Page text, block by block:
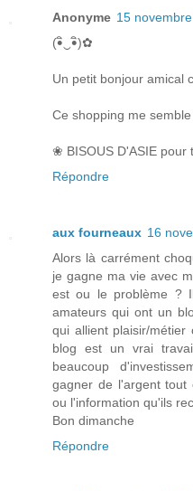
Anonyme 15
(•ิ‿•ิ)✿
Un petit bonjour amical
Ce shopping me
❀ BISOUS D'ASIE pour
Répondre
aux fourneaux 16
Alors là carrément
je gagne ma vie avec
est ou le problème ?
amateurs qui ont un
qui allient plaisir/
blog est un vrai
beaucoup
gagner de l'argent tout
ou l'information qu'ils
Bon dimanche
Répondre